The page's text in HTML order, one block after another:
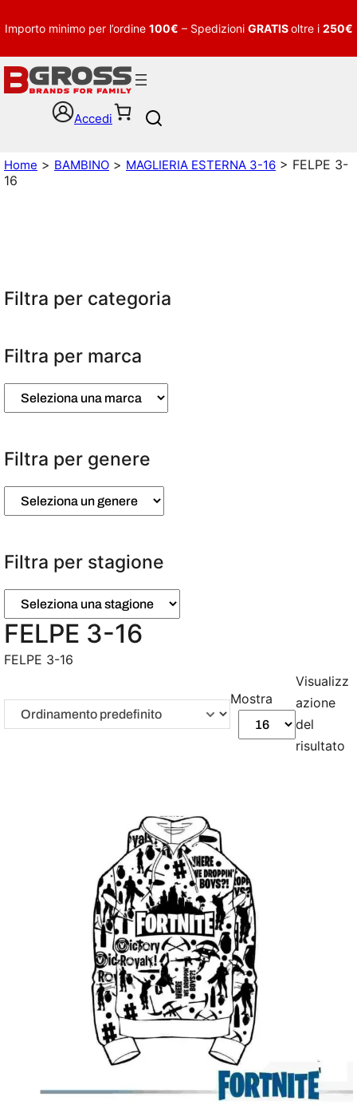
Importo minimo per l’ordine 100€ – Spedizioni GRATISoltre i 250€
Accedi
r
Home > BAMBINO > MAGLIERIA ESTERNA 3-16 > FELPE 3-
16
Filtra per categoria
Filtra per marca
Filtra per genere
Filtra per stagione
FELPE 3-16
FELPE 3-16
Mostra
Visualizz
azione
del
risultato